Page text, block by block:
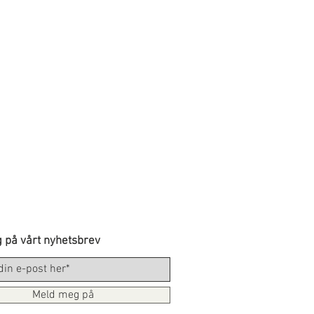
på vårt nyhetsbrev
Meld meg på